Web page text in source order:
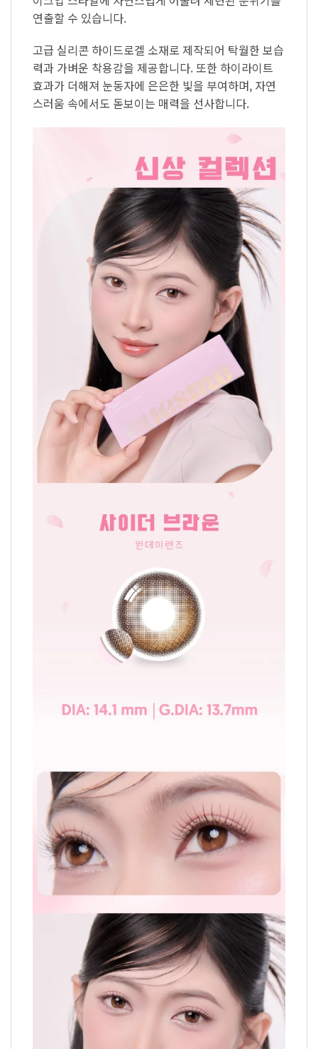
연출할 수 있습니다.
고급 실리콘 하이드로겔 소재로 제작되어 탁월한 보습
력과 가벼운 착용감을 제공합니다. 또한 하이라이트
효과가 더해져 눈동자에 은은한 빛을 부여하며, 자연
스러움 속에서도 돋보이는 매력을 선사합니다.